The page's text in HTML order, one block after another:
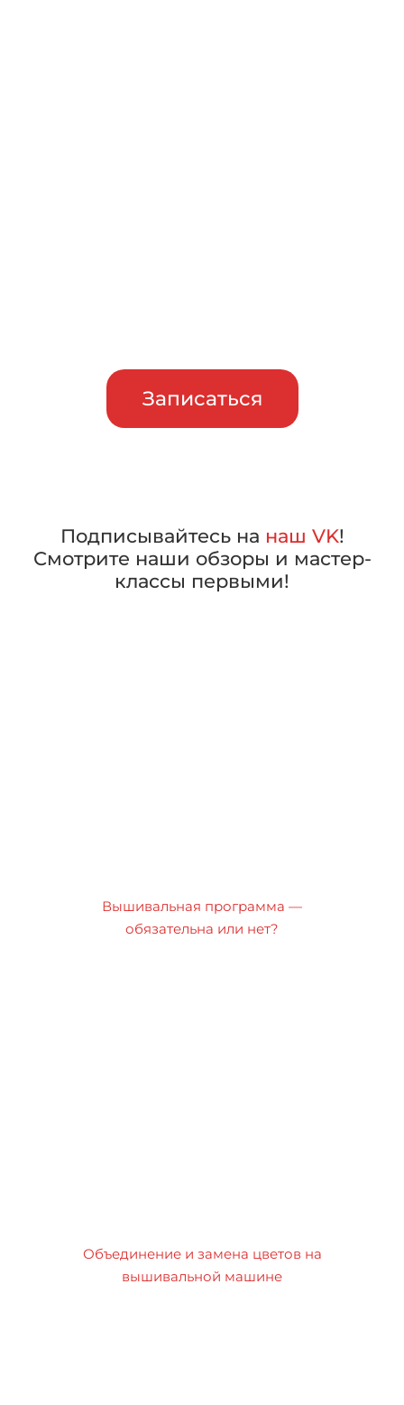
Записаться
Подписывайтесь на наш VK!
Смотрите наши обзоры и мастер-
классы первыми!
Вышивальная программа —
обязательна или нет?
Объединение и замена цветов на
вышивальной машине